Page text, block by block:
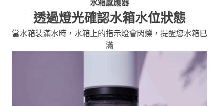
水箱感應器
透過燈光確認水箱水位狀態
當水箱裝滿水時，水箱上的指示燈會閃爍，提醒您水箱已
滿